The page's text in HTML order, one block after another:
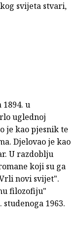
svijeta stvari,
u
uglednoj
je kao pjesnik te
Djelovao je kao
U razdoblju
koji su ga
novi svijet".
filozofiju"
1963.